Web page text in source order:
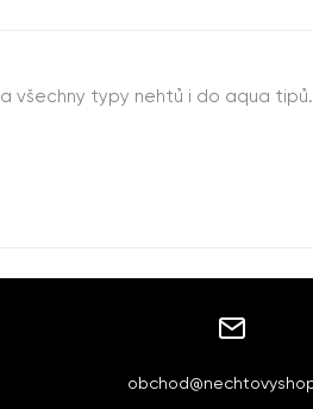
všechny typy nehtů i do aqua